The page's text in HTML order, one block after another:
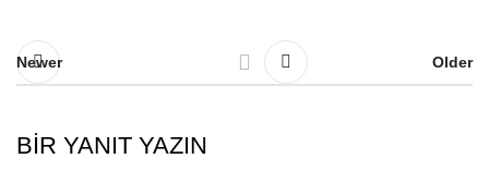
Newer Older
BIR YANIT YAZIN